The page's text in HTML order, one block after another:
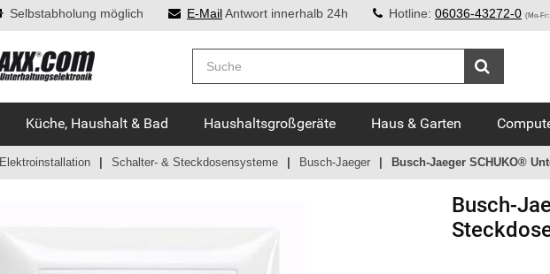
Selbstabholung möglich E-MailAntwort innerhalb 24h Hotline: 06036-43272-0 (Mo-Fr:
Küche, Haushalt & Bad Haushaltsgroßgeräte Haus & Garten
Elektroinstallation Schalter- & Steckdosensysteme Busch-Jaeger Busch-Jaeger SCHUKO®
Busch-